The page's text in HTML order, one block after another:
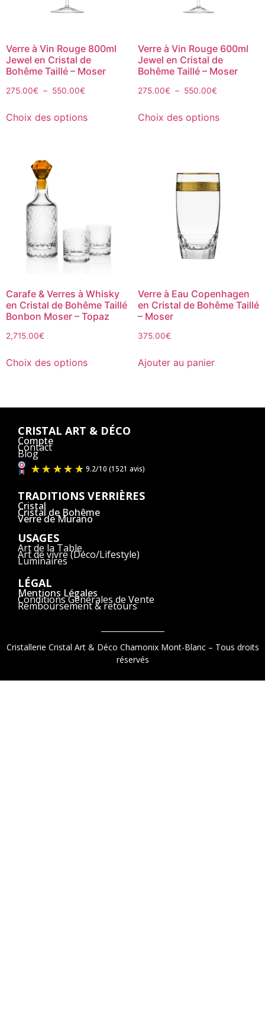
Verre à Vin Rouge 800ml
Jewel en Cristal de
Bohême Taillé – Moser
275.00€ – 550.00€
Choix des options
Verre à Vin Rouge 600ml
Jewel en Cristal de
Bohême Taillé – Moser
275.00€ – 550.00€
Choix des options
Carafe & Verres à Whisky
en Cristal de Bohême Taillé
Bonbon Moser – Topaz
2,715.00€
Choix des options
Verre à Eau Copenhagen
en Cristal de Bohême Taillé
– Moser
375.00€
Ajouter au panier
CRISTAL ART & DÉCO
Compte
Contact
Blog
TRADITIONS VERRIÈRES
Cristal
Cristal de Bohême
Verre de Murano
USAGES
Art de la Table
Art de vivre (Déco/Lifestyle)
Luminaires
LÉGAL
Mentions Légales
Conditions Générales de Vente
Remboursement & retours
Cristallerie Cristal Art & Déco Chamonix Mont-Blanc – Tous droits
réservés